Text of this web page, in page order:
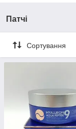
Патчі
Сортування